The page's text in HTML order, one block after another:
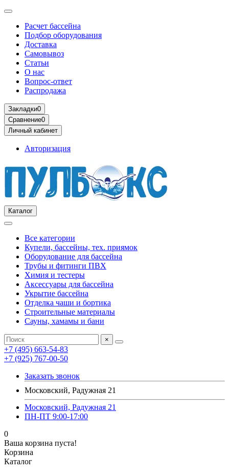
Расчет бассейна
Подбор оборудования
Доставка
Самовывоз
Статьи
О нас
Вопрос-ответ
Распродажа
Закладки0
Сравнение0
Личный кабинет
Авторизация
Каталог
Все категории
Купели, бассейны, тех. приямок
Оборудование для бассейна
Трубы и фитинги ПВХ
Химия и тестеры
Аксессуары для бассейна
Укрытие бассейна
Отделка чаши и бортика
Строительные материалы
Сауны, хамамы и бани
×
+7 (495) 663-54-83
+7 (925) 767-00-50
Заказать звонок
Московский, Радужная 21
Московский, Радужная 21
ПН-ПТ 9:00-17:00
0
Ваша корзина пуста!
Корзина
Каталог